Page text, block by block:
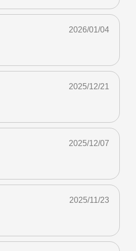
2026/01/04
2025/12/21
2025/12/07
2025/11/23